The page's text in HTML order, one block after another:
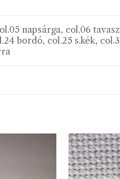
napsárga, col.06
bordó, col.25 s.kék,